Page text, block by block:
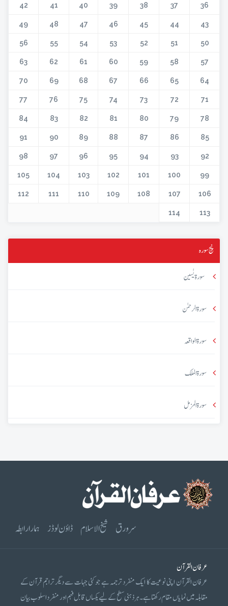
36
37
38
39
40
41
42
43
44
45
46
47
48
49
50
51
52
53
54
55
56
57
58
59
60
61
62
63
64
65
66
67
68
69
70
71
72
73
74
75
76
77
78
79
80
81
82
83
84
85
86
87
88
89
90
91
92
93
94
95
96
97
98
99
100
101
102
103
104
105
106
107
108
109
110
111
112
113
114
پنج سورہ
سورۃ یٰسین
سورۃ الرحمٰن
سورۃ الواقعہ
سورۃ الملک
سورۃ المزمل
سرورق شیخ الاسلام ڈاؤن لوڈز ہمارا رابطہ
عرفان القرآن
عرفان القرآن اپنی نوعیت کا ایک منفرد ترجمہ ہے جو کئی جہات سے دیگر تراجم قرآن کے
مقابلہ میں نمایاں مقام رکھتا ہے۔ ہر ذہنی سطح کے لیے یکساں قابل فہم اور منفرد اسلوب بیان